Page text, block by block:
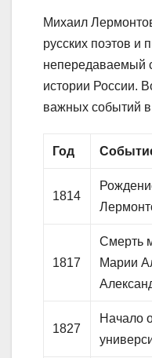
Михаил
русских поэтов и
непередаваемый
истории России.
важных событий в
Год
1814
1817
Смерть
Марии
1827
Начало